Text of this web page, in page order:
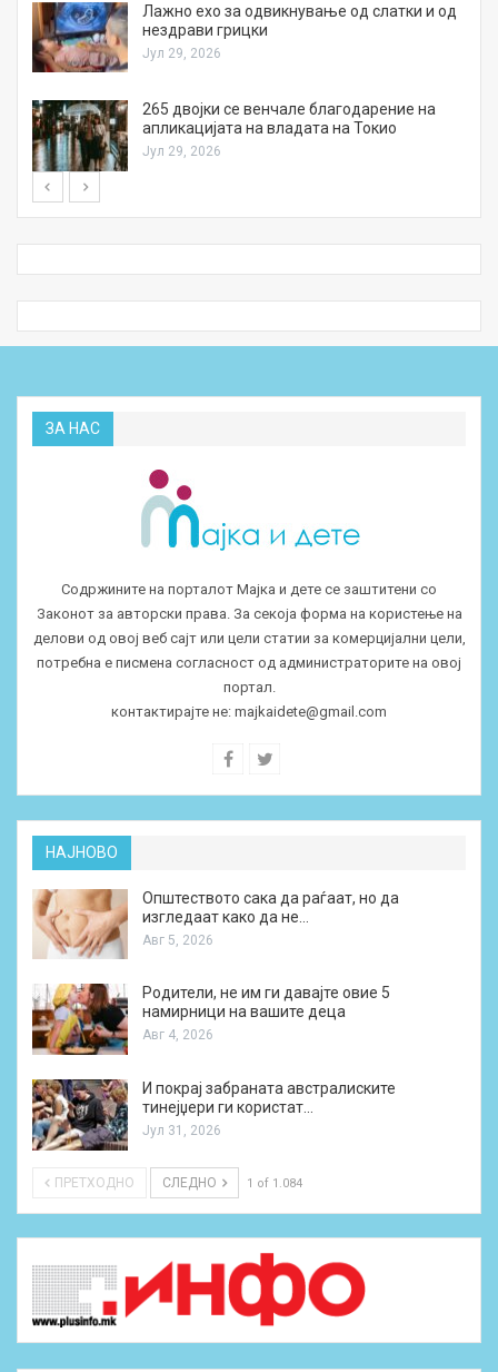
Лажно ехо за одвикнување од слатки и од
нездрави грицки
Јул 29, 2026
265 двојки се венчале благодарение на
апликацијата на владата на Токио
Јул 29, 2026
ЗА НАС
Содржините на порталот Мајка и дете се заштитени со
Законот за авторски права. За секоја форма на користење на
делови од овој веб сајт или цели статии за комерцијални цели,
потребна е писмена согласност од администраторите на овој
портал.
контактирајте не: majkaidete@gmail.com
НАЈНОВО
Општеството сака да раѓаат, но да
изгледаат како да не…
Авг 5, 2026
Родители, не им ги давајте овие 5
намирници на вашите деца
Авг 4, 2026
И покрај забраната австралиските
тинејџери ги користат…
Јул 31, 2026
ПРЕТХОДНО СЛЕДНО 1 of 1.084